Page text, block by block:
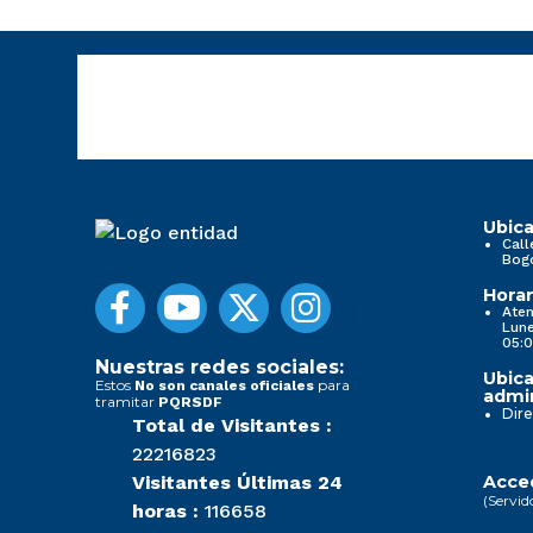
Nuestras redes sociales:
Estos No son canales oficiales para
tramitar PQRSDF
Total de Visitantes :
22216823
Visitantes Últimas 24
horas : 116658